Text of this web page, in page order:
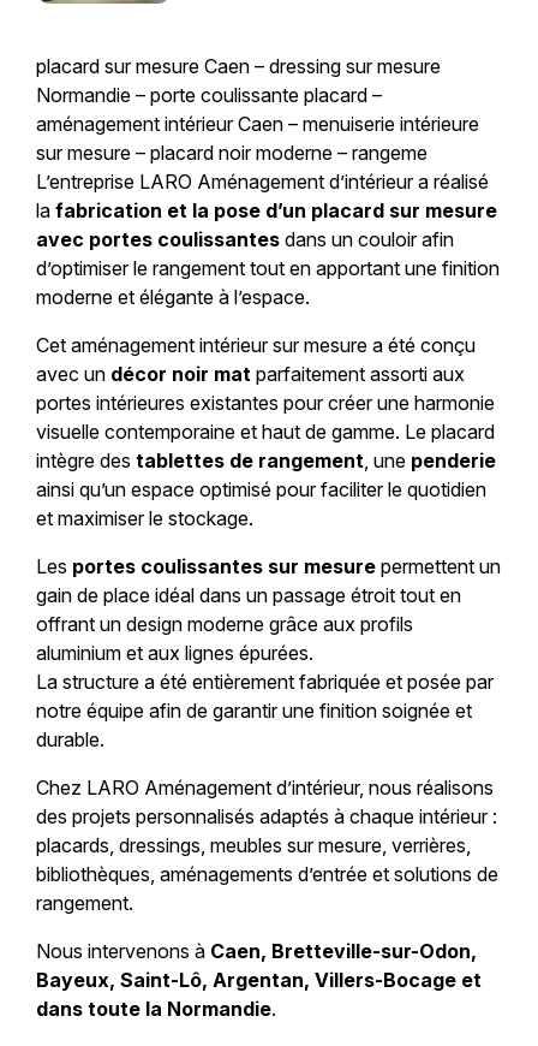
placard sur mesure Caen – dressing sur mesure
Normandie – porte coulissante placard –
aménagement intérieur Caen – menuiserie intérieure
sur mesure – placard noir moderne – rangeme
L’entreprise LARO Aménagement d’intérieur a réalisé
la fabrication et la pose d’un placard sur mesure
avec portes coulissantesdans un couloir afin
d’optimiser le rangement tout en apportant une finition
moderne et élégante à l’espace.
Cet aménagement intérieur sur mesure a été conçu
avec un décor noir mat parfaitement assorti aux
portes intérieures existantes pour créer une harmonie
visuelle contemporaine et haut de gamme. Le placard
intègre des tablettes de rangement , une penderie
ainsi qu’un espace optimisé pour faciliter le quotidien
et maximiser le stockage.
Les portes coulissantes sur mesurepermettent un
gain de place idéal dans un passage étroit tout en
offrant un design moderne grâce aux profils
aluminium et aux lignes épurées.
La structure a été entièrement fabriquée et posée par
notre équipe afin de garantir une finition soignée et
durable.
Chez LARO Aménagement d’intérieur, nous réalisons
des projets personnalisés adaptés à chaque intérieur :
placards, dressings, meubles sur mesure, verrières,
bibliothèques, aménagements d’entrée et solutions de
rangement.
Nous intervenons à Caen, Bretteville-sur-Odon,
Bayeux, Saint-Lô, Argentan, Villers-Bocage et
dans toute la Normandie.